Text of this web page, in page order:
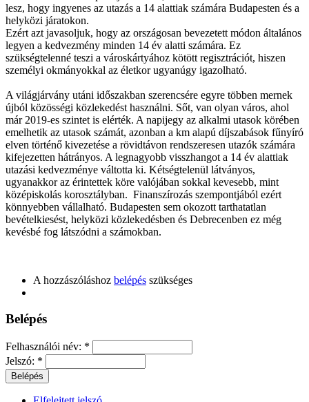
lesz, hogy ingyenes az utazás a 14 alattiak számára Budapesten és a
helyközi járatokon.
Ezért azt javasoljuk, hogy az országosan bevezetett módon általános
legyen a kedvezmény minden 14 év alatti számára. Ez
szükségtelenné teszi a városkártyához kötött regisztrációt, hiszen
személyi okmányokkal az életkor ugyanúgy igazolható.
A világjárvány utáni időszakban szerencsére egyre többen mernek
újból közösségi közlekedést használni. Sőt, van olyan város, ahol
már 2019-es szintet is elérték. A napijegy az alkalmi utasok körében
emelhetik az utasok számát, azonban a km alapú díjszabások fűnyíró
elven történő kivezetése a rövidtávon rendszeresen utazók számára
kifejezetten hátrányos. A legnagyobb visszhangot a 14 év alattiak
utazási kedvezménye váltotta ki. Kétségtelenül látványos,
ugyanakkor az érintettek köre valójában sokkal kevesebb, mint
középiskolás korosztályban. Finanszírozás szempontjából ezért
könnyebben vállalható. Budapesten sem okozott tarthatatlan
bevételkiesést, helyközi közlekedésben és Debrecenben ez még
kevésbé fog látszódni a számokban.
A hozzászóláshoz belépés szükséges
Belépés
Felhasználói név: *
Jelszó: *